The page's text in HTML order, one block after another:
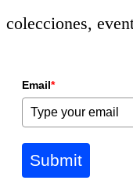
colecciones,
Email*
Submit